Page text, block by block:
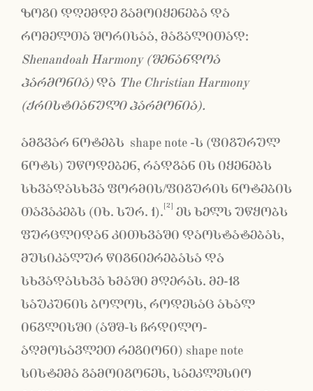
ზოგი დღემდე გამოიყენება და
რომელთა შორისაა, მაგალითად:
Shenandoah Harmony(შენანდოა
ჰარმონია)და The Christian Harmony
(ქრისტიანული ჰარმონია).
ამგვარ ნოტებს shape note -ს (ფიგურულ
ნოტს) უწოდებენ, რადგან ის იყენებს
სხვადასხვა ფორმის/ფიგურის ნოტების
თავაკებს (იხ. სურ. 1). [2] ეს ხელს უწყობს
ფურცლიდან კითხვაში დაოსტატებას,
მუსიკალურ წიგნიერებასა და
სხვადასხვა ხმაში მღერას. მე-18
საუკუნის ბოლოს, როდესაც ახალ
ინგლისში (აშშ-ს ჩრდილო-
აღმოსავლეთ რეგიონი) shape note
სისტემა გამოიგონეს, საეკლესიო